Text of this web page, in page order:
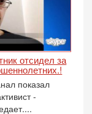
отсидел за
показал
-